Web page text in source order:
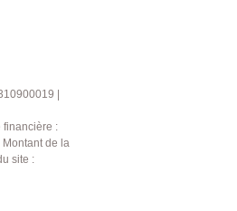
|
financière :
Montant de la
site :